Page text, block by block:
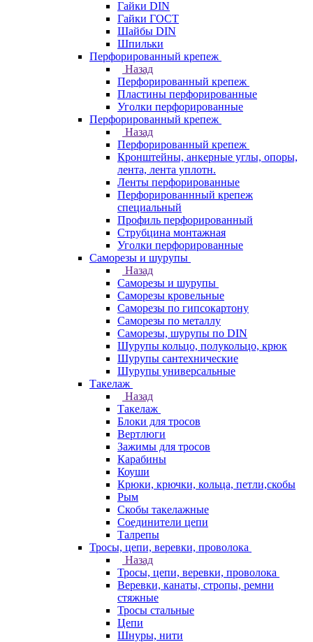
Гайки DIN
Гайки ГОСТ
Шайбы DIN
Шпильки
Перфорированный крепеж
Назад
Перфорированный крепеж
Пластины перфорированные
Уголки перфорированные
Перфорированный крепеж
Назад
Перфорированный крепеж
Кронштейны, анкерные углы, опоры,
лента, лента уплотн.
Ленты перфорированные
Перфорированнный крепеж
специальный
Профиль перфорированный
Струбцина монтажная
Уголки перфорированные
Саморезы и шурупы
Назад
Саморезы и шурупы
Саморезы кровельные
Саморезы по гипсокартону
Саморезы по металлу
Саморезы, шурупы по DIN
Шурупы кольцо, полукольцо, крюк
Шурупы сантехнические
Шурупы универсальные
Такелаж
Назад
Такелаж
Блоки для тросов
Вертлюги
Зажимы для тросов
Карабины
Коуши
Крюки, крючки, кольца, петли,скобы
Рым
Скобы такелажные
Соединители цепи
Талрепы
Тросы, цепи, веревки, проволока
Назад
Тросы, цепи, веревки, проволока
Веревки, канаты, стропы, ремни
стяжные
Тросы стальные
Цепи
Шнуры, нити